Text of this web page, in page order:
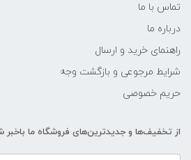
تماس با ما
درباره ما
راهنمای خرید و ارسال
شرایط مرجوعی و بازگشت وجه
حریم خصوصی
از تخفیف‌ها و جدیدترین‌های فروشگاه ما باخبر